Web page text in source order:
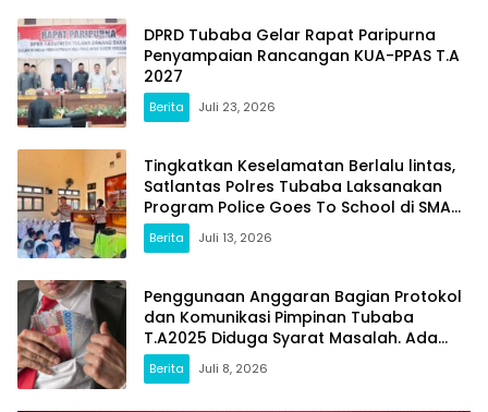
DPRD Tubaba Gelar Rapat Paripurna
Penyampaian Rancangan KUA-PPAS T.A
2027
Berita Juli 23, 2026
Tingkatkan Keselamatan Berlalu lintas,
Satlantas Polres Tubaba Laksanakan
Program Police Goes To School di SMAN
1 Tumijajar
Berita Juli 13, 2026
Penggunaan Anggaran Bagian Protokol
dan Komunikasi Pimpinan Tubaba
T.A2025 Diduga Syarat Masalah. Ada
Indikasi Tumpang Tindih dan Kegiatan
Fiktif
Berita Juli 8, 2026